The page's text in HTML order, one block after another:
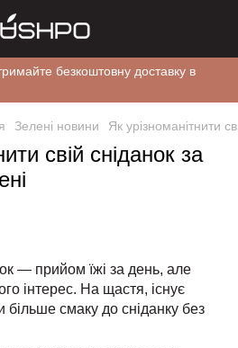
безкоштовну доставку в
Зелені новини Як урізноманітнити
свій сніданок за
— прийом їжі за день, але
інтерес. На щастя, існує
більше смаку до сніданку без